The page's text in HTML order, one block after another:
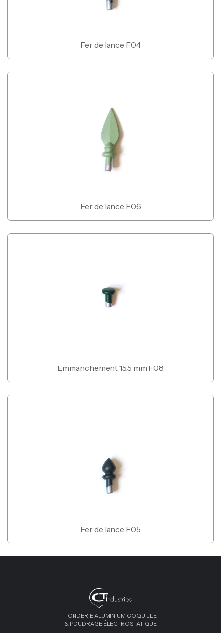
Fer de lance F04
Fer de lance F06
Emmanchement 15,5 mm F08
Fer de lance F05
FONDERIE ALUMINIUM COQUILLE
& POUDRAGE ÉLECTROSTATIQUE